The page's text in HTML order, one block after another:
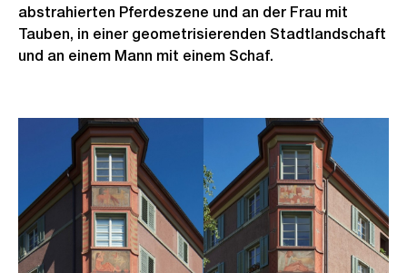
abstrahierten Pferdeszene und an der Frau mit
Tauben, in einer geometrisierenden Stadtlandschaft
und an einem Mann mit einem Schaf.